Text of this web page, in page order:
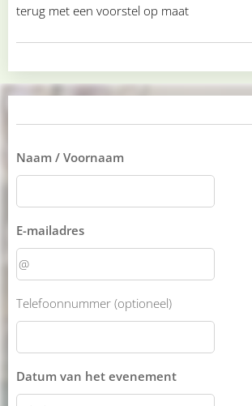
terug met een voorstel op maat 💌
Naam / Voornaam
E-mailadres
Telefoonnummer (optioneel)
Datum van het evenement